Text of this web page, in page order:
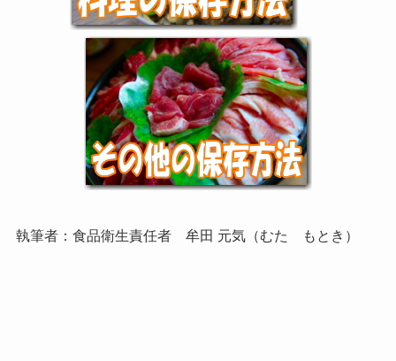
執筆者：食品衛生責任者 牟田 元気（むた もとき）